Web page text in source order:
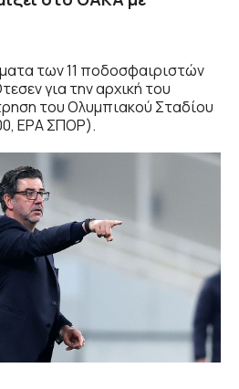
των 11 ποδοσφαιριστών
για την αρχική του
του Ολυμπιακού Σταδίου
ΕΡΑ ΣΠΟΡ).